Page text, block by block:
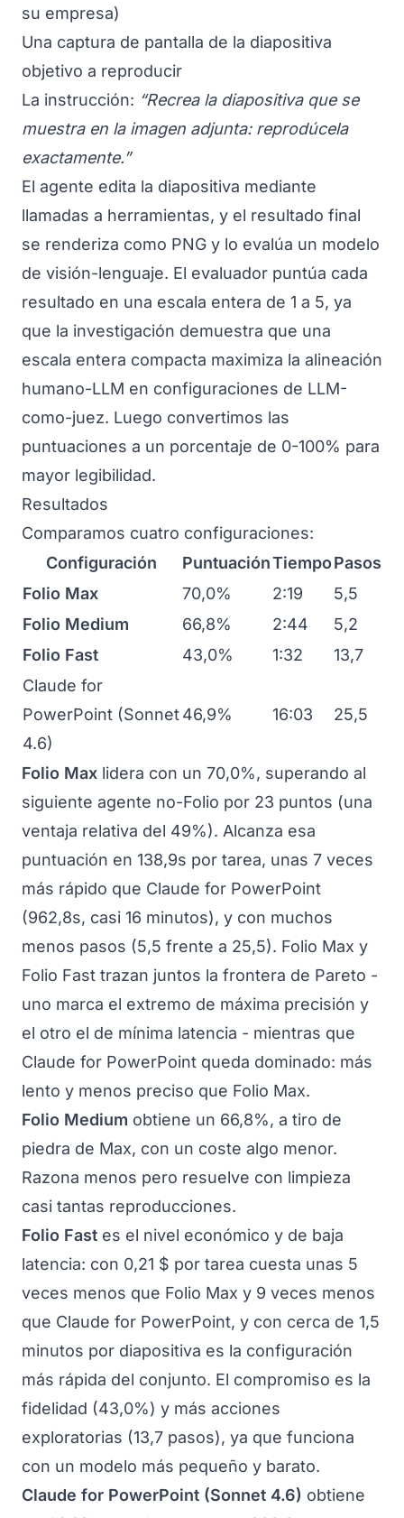
su empresa)
Una captura de pantalla de la diapositiva
objetivo a reproducir
La instrucción: “Recrea la diapositiva que se
muestra en la imagen adjunta: reprodúcela
exactamente.”
El agente edita la diapositiva mediante
llamadas a herramientas, y el resultado final
se renderiza como PNG y lo evalúa un modelo
de visión-lenguaje. El evaluador puntúa cada
resultado en una escala entera de 1 a 5, ya
que la investigación demuestra que una
escala entera compacta maximiza la alineación
humano-LLM en configuraciones de LLM-
como-juez. Luego convertimos las
puntuaciones a un porcentaje de 0-100% para
mayor legibilidad.
Resultados
Comparamos cuatro configuraciones:
Configuración
PuntuaciónTiempoPasos
Folio Max
70,0% 2:19
5,5
Folio Medium
66,8% 2:44
5,2
Folio Fast
43,0% 1:32
13,7
Claude for
PowerPoint (Sonnet
4.6)
46,9% 16:03 25,5
Folio Max lidera con un 70,0%, superando al
siguiente agente no-Folio por 23 puntos (una
ventaja relativa del 49%). Alcanza esa
puntuación en 138,9s por tarea, unas 7 veces
más rápido que Claude for PowerPoint
(962,8s, casi 16 minutos), y con muchos
menos pasos (5,5 frente a 25,5). Folio Max y
Folio Fast trazan juntos la frontera de Pareto -
uno marca el extremo de máxima precisión y
el otro el de mínima latencia - mientras que
Claude for PowerPoint queda dominado: más
lento y menos preciso que Folio Max.
Folio Medium obtiene un 66,8%, a tiro de
piedra de Max, con un coste algo menor.
Razona menos pero resuelve con limpieza
casi tantas reproducciones.
Folio Fast es el nivel económico y de baja
latencia: con 0,21 $ por tarea cuesta unas 5
veces menos que Folio Max y 9 veces menos
que Claude for PowerPoint, y con cerca de 1,5
minutos por diapositiva es la configuración
más rápida del conjunto. El compromiso es la
fidelidad (43,0%) y más acciones
exploratorias (13,7 pasos), ya que funciona
con un modelo más pequeño y barato.
Claude for PowerPoint (Sonnet 4.6) obtiene